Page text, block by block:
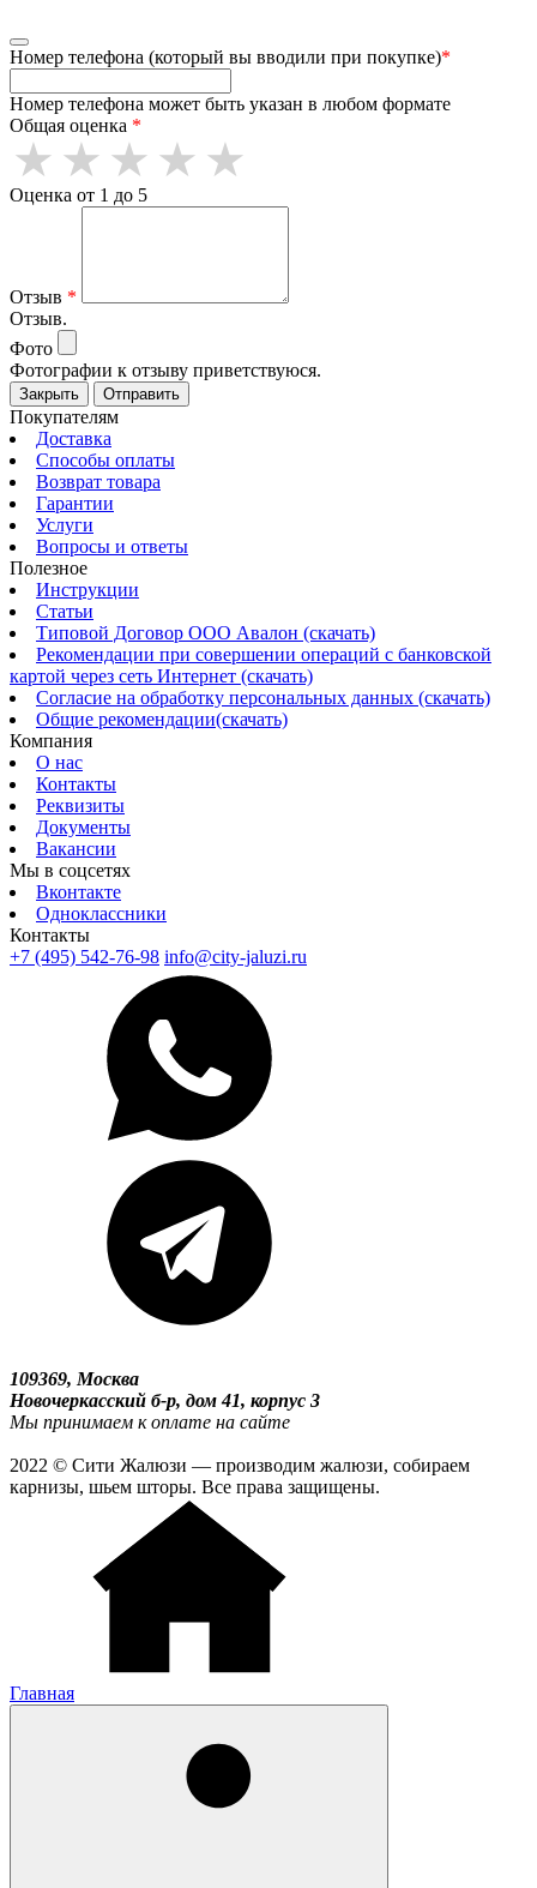
Номер телефона (который вы вводили при покупке)*
Номер телефона может быть указан в любом формате
Общая оценка *
Оценка от 1 до 5
Отзыв *
Отзыв.
Фото
Фотографии к отзыву приветствуюся.
Закрыть Отправить
Покупателям
Доставка
Способы оплаты
Возврат товара
Гарантии
Услуги
Вопросы и ответы
Полезное
Инструкции
Статьи
Типовой Договор ООО Авалон (скачать)
Рекомендации при совершении операций с банковской
картой через сеть Интернет (скачать)
Согласие на обработку персональных данных (скачать)
Общие рекомендации(скачать)
Компания
О нас
Контакты
Реквизиты
Документы
Вакансии
Мы в соцсетях
Вконтакте
Одноклассники
Контакты
+7 (495) 542-76-98 info@city-jaluzi.ru
109369, Москва
Новочеркасский б-р, дом 41, корпус 3
Мы принимаем к оплате на сайте
2022 © Сити Жалюзи — производим жалюзи, собираем
карнизы, шьем шторы. Все права защищены.
Главная